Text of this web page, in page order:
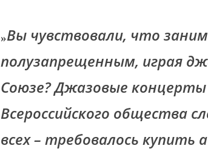
»Вы чувствовали, что
полузапрещенным, играя
Союзе? Джазовые концерты
Всероссийского общества
всех – требовалось